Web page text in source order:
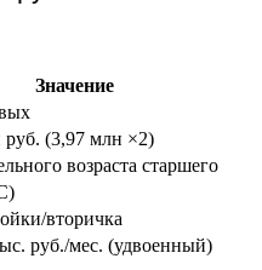
Значение
руб. (3,97 млн ×2)
возраста старшего
вторичка
руб./мес. (удвоенный)